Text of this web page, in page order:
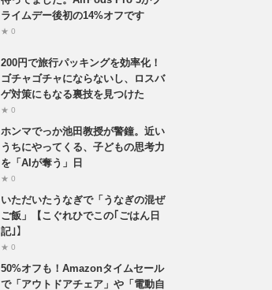
ライムデー後初の14%オフです
★ 0
200円で旅行パッキングを効率化！
ゴチャゴチャにならないし、ロスバ
ゲ対策にもなる裏技を見つけた
★ 0
ホンマでっか池田教授が警鐘。近い
うちにやってくる、子どもの思考力
を「AIが奪う」日
★ 0
いただいたうなぎで「うなぎの混ぜ
ご飯」【こぐれひでこの｢ごはん日
記｣】
★ 0
50%オフも！Amazonタイムセール
で「アウトドアチェア」や「電動自